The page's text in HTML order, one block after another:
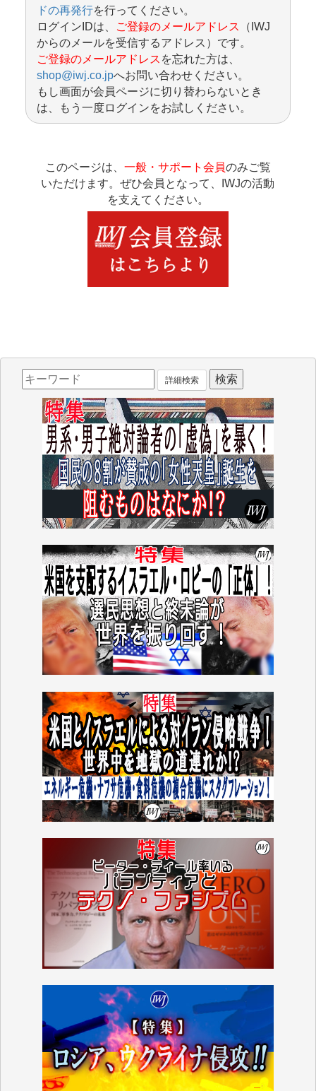
ドの再発行を行ってください。
ログインIDは、
ご登録のメールアドレス
（IWJ
からのメールを受信するアドレス）です。
ご登録のメールアドレス を忘れた方は、
shop@iwj.co.jpへお問い合わせください。
もし画面が会員ページに切り替わらないとき
は、もう一度ログインをお試しください。
このページは、 一般・サポート会員のみご覧
いただけます。ぜひ会員となって、IWJの活動
を支えてください。
詳細検索